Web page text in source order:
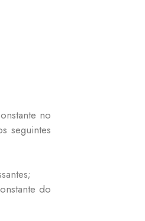
no
seguintes
do